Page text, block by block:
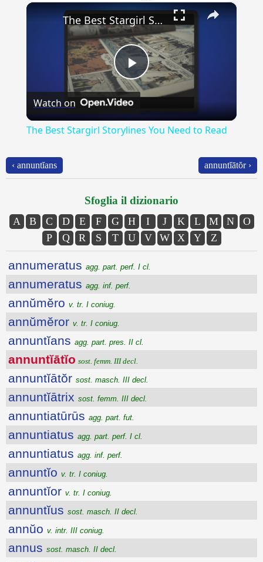
×
Play
Video
The Best Stargirl Storylines You Need to Read
Watch on
The Best Stargirl Storylines You Need to Read
‹ annuntĭans annuntĭātŏr ›
Sfoglia il dizionario
A B C D E F G H I J K L M N
O
P
Q R S T U V W X Y Z
annumeratus agg. part. perf. I cl.
annumeratus agg. inf. perf.
annŭmĕro v. tr. I coniug.
annŭmĕror v. tr. I coniug.
annuntĭans agg. part. pres. II cl.
annuntĭātĭo sost. femm. III decl.
annuntĭātŏr sost. masch. III decl.
annuntĭātrix sost. femm. III decl.
annuntiatūrūs agg. part. fut.
annuntiatus agg. part. perf. I cl.
annuntiatus agg. inf. perf.
annuntĭo v. tr. I coniug.
annuntĭor v. tr. I coniug.
annuntĭus sost. masch. II decl.
annŭo v. intr. III coniug.
annus sost. masch. II decl.